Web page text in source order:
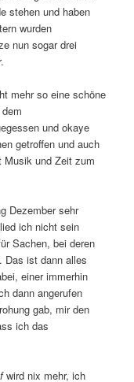
stehen und haben
wurden
nun sogar drei
mehr so eine schöne
und okaye
getroffen und auch
Musik und Zeit zum
Dezember sehr
ich nicht sein
Sachen, bei deren
Das ist dann alles
einer immerhin
dann angerufen
gab, mir den
ich das
wird nix mehr, ich